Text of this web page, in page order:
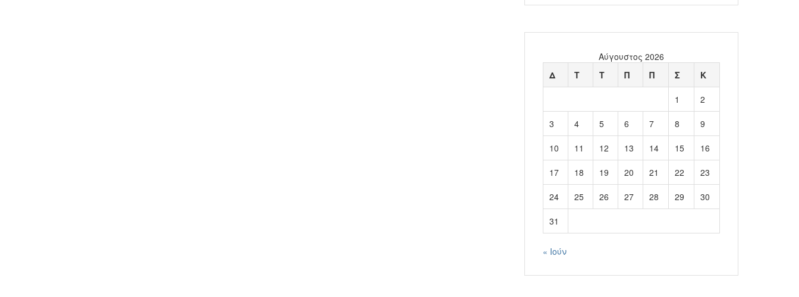
Αύγουστος 2026
Δ
Τ Τ Π Π Σ Κ
1 2
3 4 5 6 7 8 9
10 11 12 13 14 15 16
17 18 19 20 21 22 23
24 25 26 27 28 29 30
31
« Ιούν